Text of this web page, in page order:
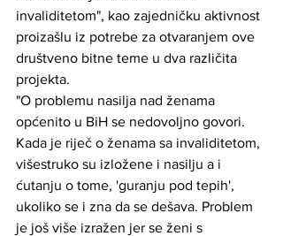
invaliditetom", kao zajedničku aktivnost
proizašlu iz potrebe za otvaranjem ove
društveno bitne teme u dva različita
projekta.
"O problemu nasilja nad ženama
općenito u BiH se nedovoljno govori.
Kada je riječ o ženama sa invaliditetom,
višestruko su izložene i nasilju a i
ćutanju o tome, 'guranju pod tepih',
ukoliko se i zna da se dešava. Problem
je još više izražen jer se ženi s